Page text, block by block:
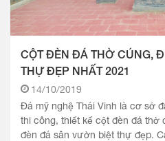
CỘT ĐÈN ĐÁ THỜ CÚNG,
THỰ ĐẸP NHẤT 2021
14/10/2019
Đá mỹ nghệ Thái Vinh là cơ sở
thi công, thiết kế cột đèn đá thờ
đèn đá sân vườn biệt thự đẹp.